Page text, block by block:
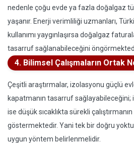
nedenle çoğu evde ya fazla doğalgaz
yaşanır. Enerji verimliliği uzmanları,
kullanımı yaygınlaşırsa doğalgaz
tasarruf sağlanabileceğini
4. Bilimsel Çalışmaların Ortak
Çeşitli araştırmalar, izolasyonu güçlü
kapatmanın tasarruf sağlayabileceğini;
ise düşük sıcaklıkta sürekli
göstermektedir. Yani tek bir doğru
uygun yöntem belirlenmelidir.